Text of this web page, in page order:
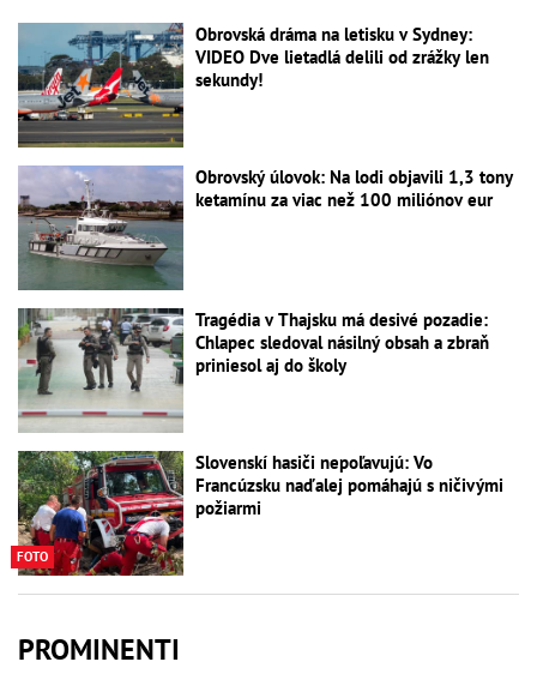
Obrovská dráma na letisku v Sydney:
VIDEO Dve lietadlá delili od zrážky len
sekundy!
Obrovský úlovok: Na lodi objavili 1,3 tony
ketamínu za viac než 100 miliónov eur
Tragédia v Thajsku má desivé pozadie:
Chlapec sledoval násilný obsah a zbraň
priniesol aj do školy
FOTO
Slovenskí hasiči nepoľavujú: Vo
Francúzsku naďalej pomáhajú s ničivými
požiarmi
PROMINENTI